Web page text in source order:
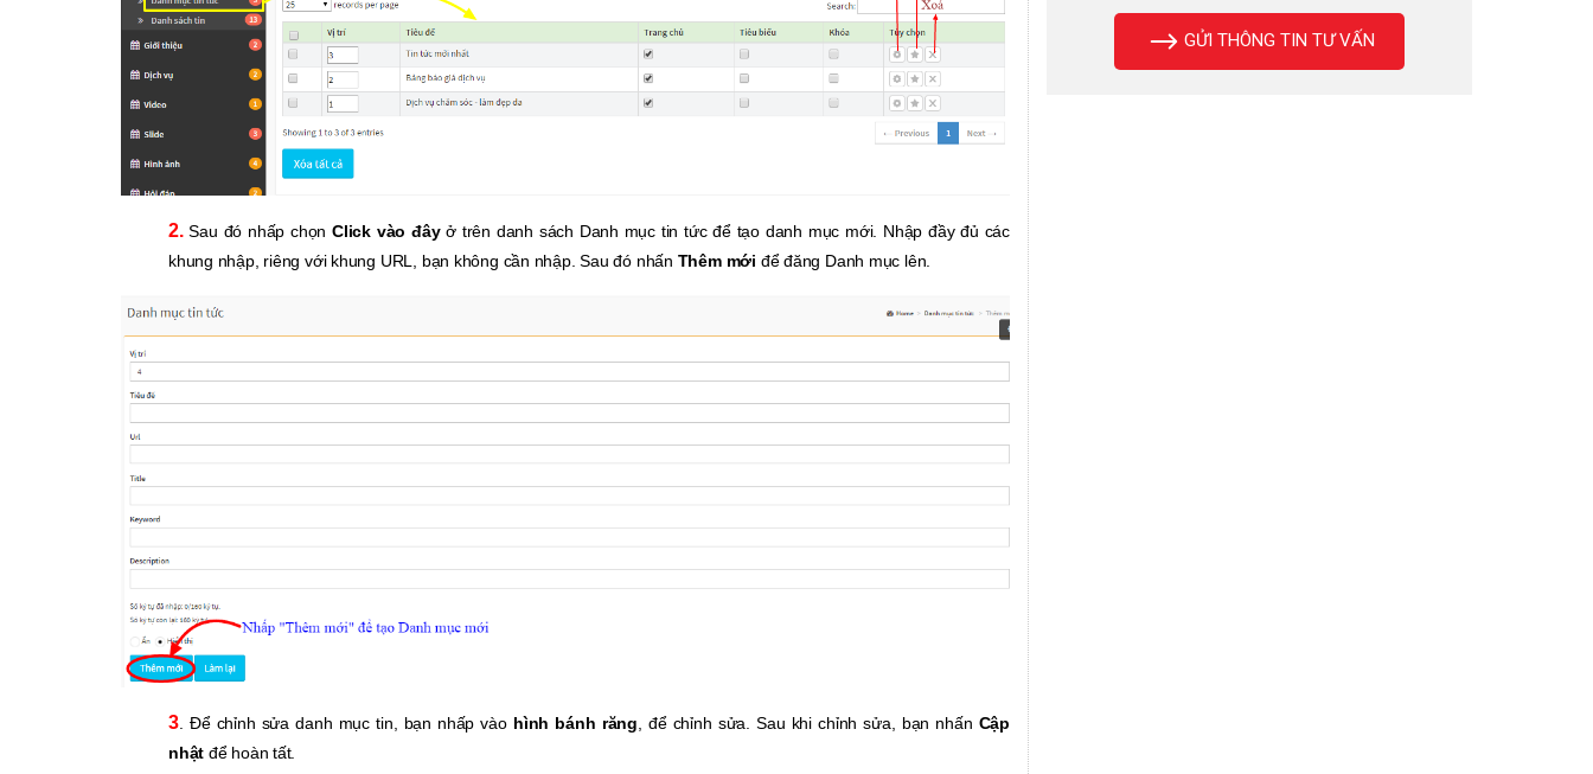
2.Sau đó nhấp chọn Click vào đâyở trên danh sách Danh mục tin tức để tạo danh mục mới. Nhập đầy đủ các
khung nhập, riêng với khung URL, bạn không cần nhập. Sau đó nhấn Thêm mới để đăng Danh mục lên.
3. Để chỉnh sửa danh mục tin, bạn nhấp vào hình bánh răng, để chỉnh sửa. Sau khi chỉnh sửa, bạn nhấn Cập
nhật để hoàn tất.
GỬI THÔNG TIN TƯ VẤN